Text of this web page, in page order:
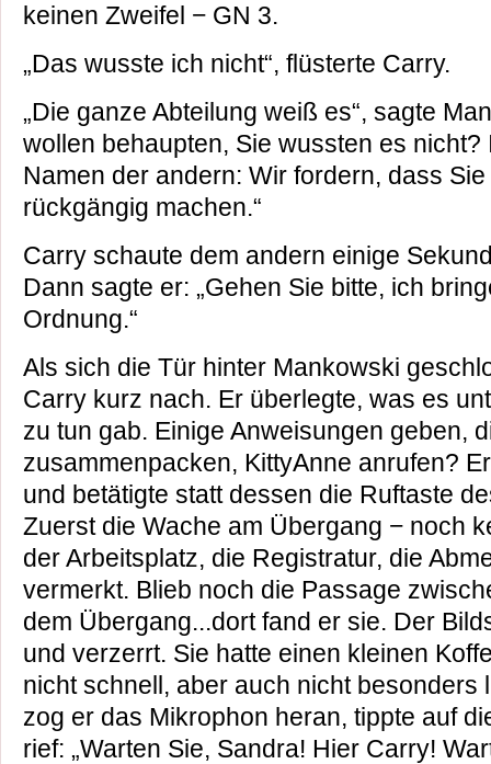
keinen Zweifel − GN 3.
„Das wusste ich nicht“, flüsterte Carry.
„Die ganze Abteilung weiß es“, sagte
wollen behaupten, Sie wussten es
Namen der andern: Wir fordern, dass
rückgängig machen.“
Carry schaute dem andern einige
Dann sagte er: „Gehen Sie bitte, ich
Ordnung.“
Als sich die Tür hinter Mankowski
Carry kurz nach. Er überlegte, was es
zu tun gab. Einige Anweisungen geben,
zusammenpacken, KittyAnne anrufen?
und betätigte statt dessen die Ruftaste
Zuerst die Wache am Übergang − noch
der Arbeitsplatz, die Registratur, die
vermerkt. Blieb noch die Passage
dem Übergang...dort fand er sie. Der
und verzerrt. Sie hatte einen kleinen
nicht schnell, aber auch nicht besonders
zog er das Mikrophon heran, tippte auf
rief: „Warten Sie, Sandra! Hier Carry!